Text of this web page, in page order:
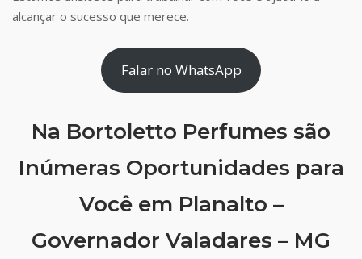
alcançar o sucesso que merece.
Falar no WhatsApp
Na Bortoletto Perfumes são
Inúmeras Oportunidades para
Você em Planalto –
Governador Valadares – MG